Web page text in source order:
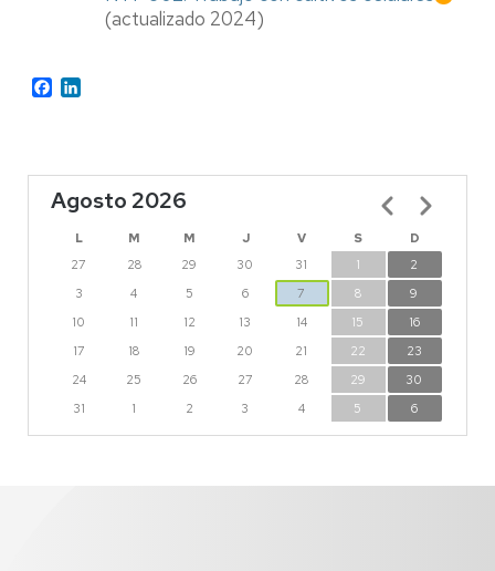
(actualizado 2024)
Facebook
Agosto 2026
L M M J V S
D
27
28 29 30 31 1
2
3
4 5 6 7 8
9
10
11 12 13 14 15
16
17
18 19 20 21 22
23
24
25 26 27 28 29
30
31
1 2 3 4 5 6
Paginación